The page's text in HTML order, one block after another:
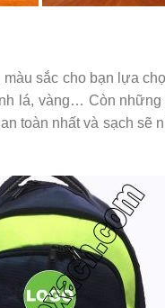
màu sắc cho bạn lựa
lá, vàng… Còn
toàn nhất và sạch sẽ